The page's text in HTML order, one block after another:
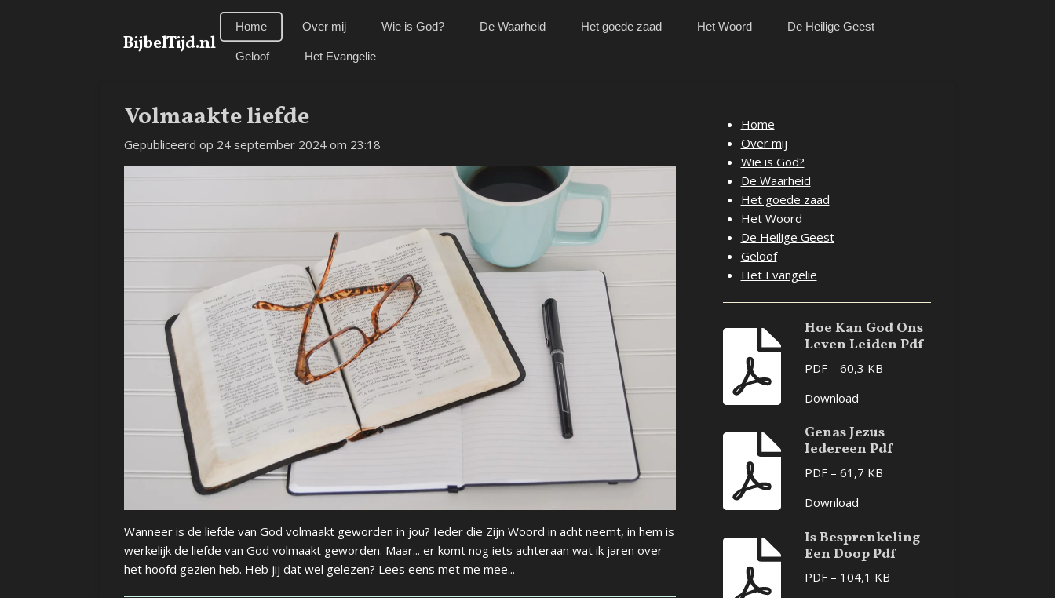
BijbelTijd.nl
Home Over mij Wie is God? De Waarheid Het goede zaad Het Woord De Heilige Geest
Geloof Het Evangelie
Volmaakte liefde
Gepubliceerd op 24 september 2024 om 23:18
Wanneer is de liefde van God volmaakt geworden in jou? Ieder die Zijn Woord in acht neemt, in hem is
werkelijk de liefde van God volmaakt geworden. Maar... er komt nog iets achteraan wat ik jaren over
het hoofd gezien heb. Heb jij dat wel gelezen? Lees eens met me mee...
Home
Over mij
Wie is God?
De Waarheid
Het goede zaad
Het Woord
De Heilige Geest
Geloof
Het Evangelie
Hoe Kan God Ons
Leven Leiden Pdf
PDF – 60,3 KB
Download
Genas Jezus
Iedereen Pdf
PDF – 61,7 KB
Download
Is Besprenkeling
Een Doop Pdf
PDF – 104,1 KB